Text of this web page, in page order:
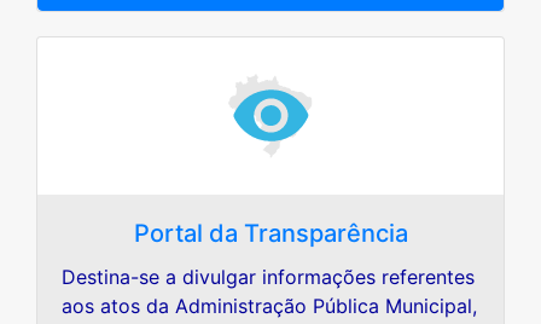
Portal da Transparência
Destina-se a divulgar informações referentes
aos atos da Administração Pública Municipal,